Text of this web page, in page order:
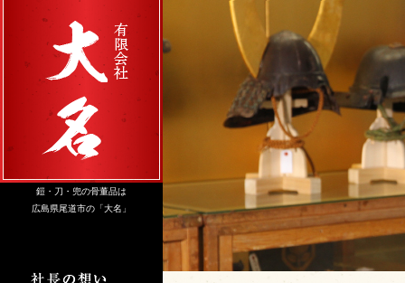
鎧・刀・兜の骨董品は
広島県尾道市の「大名」